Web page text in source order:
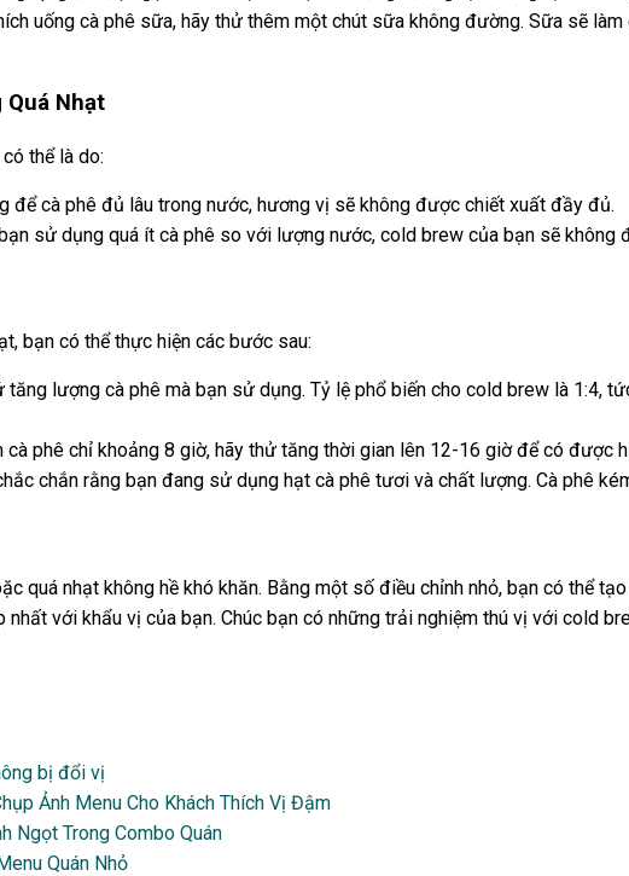
uống cà phê sữa, hãy thử thêm một chút sữa không đường. Sữa sẽ
Quá Nhạt
thể là do:
để cà phê đủ lâu trong nước, hương vị sẽ không được chiết xuất đầy đủ.
sử dụng quá ít cà phê so với lượng nước, cold brew của bạn sẽ không
bạn có thể thực hiện các bước sau:
tăng lượng cà phê mà bạn sử dụng. Tỷ lệ phổ biến cho cold brew là 1:4,
cà phê chỉ khoảng 8 giờ, hãy thử tăng thời gian lên 12-16 giờ để có được
chắn rằng bạn đang sử dụng hạt cà phê tươi và chất lượng. Cà phê
quá nhạt không hề khó khăn. Bằng một số điều chỉnh nhỏ, bạn có thể
nhất với khẩu vị của bạn. Chúc bạn có những trải nghiệm thú vị với cold
bị đổi vị
Ảnh Menu Cho Khách Thích Vị Đậm
Ngọt Trong Combo Quán
Quán Nhỏ